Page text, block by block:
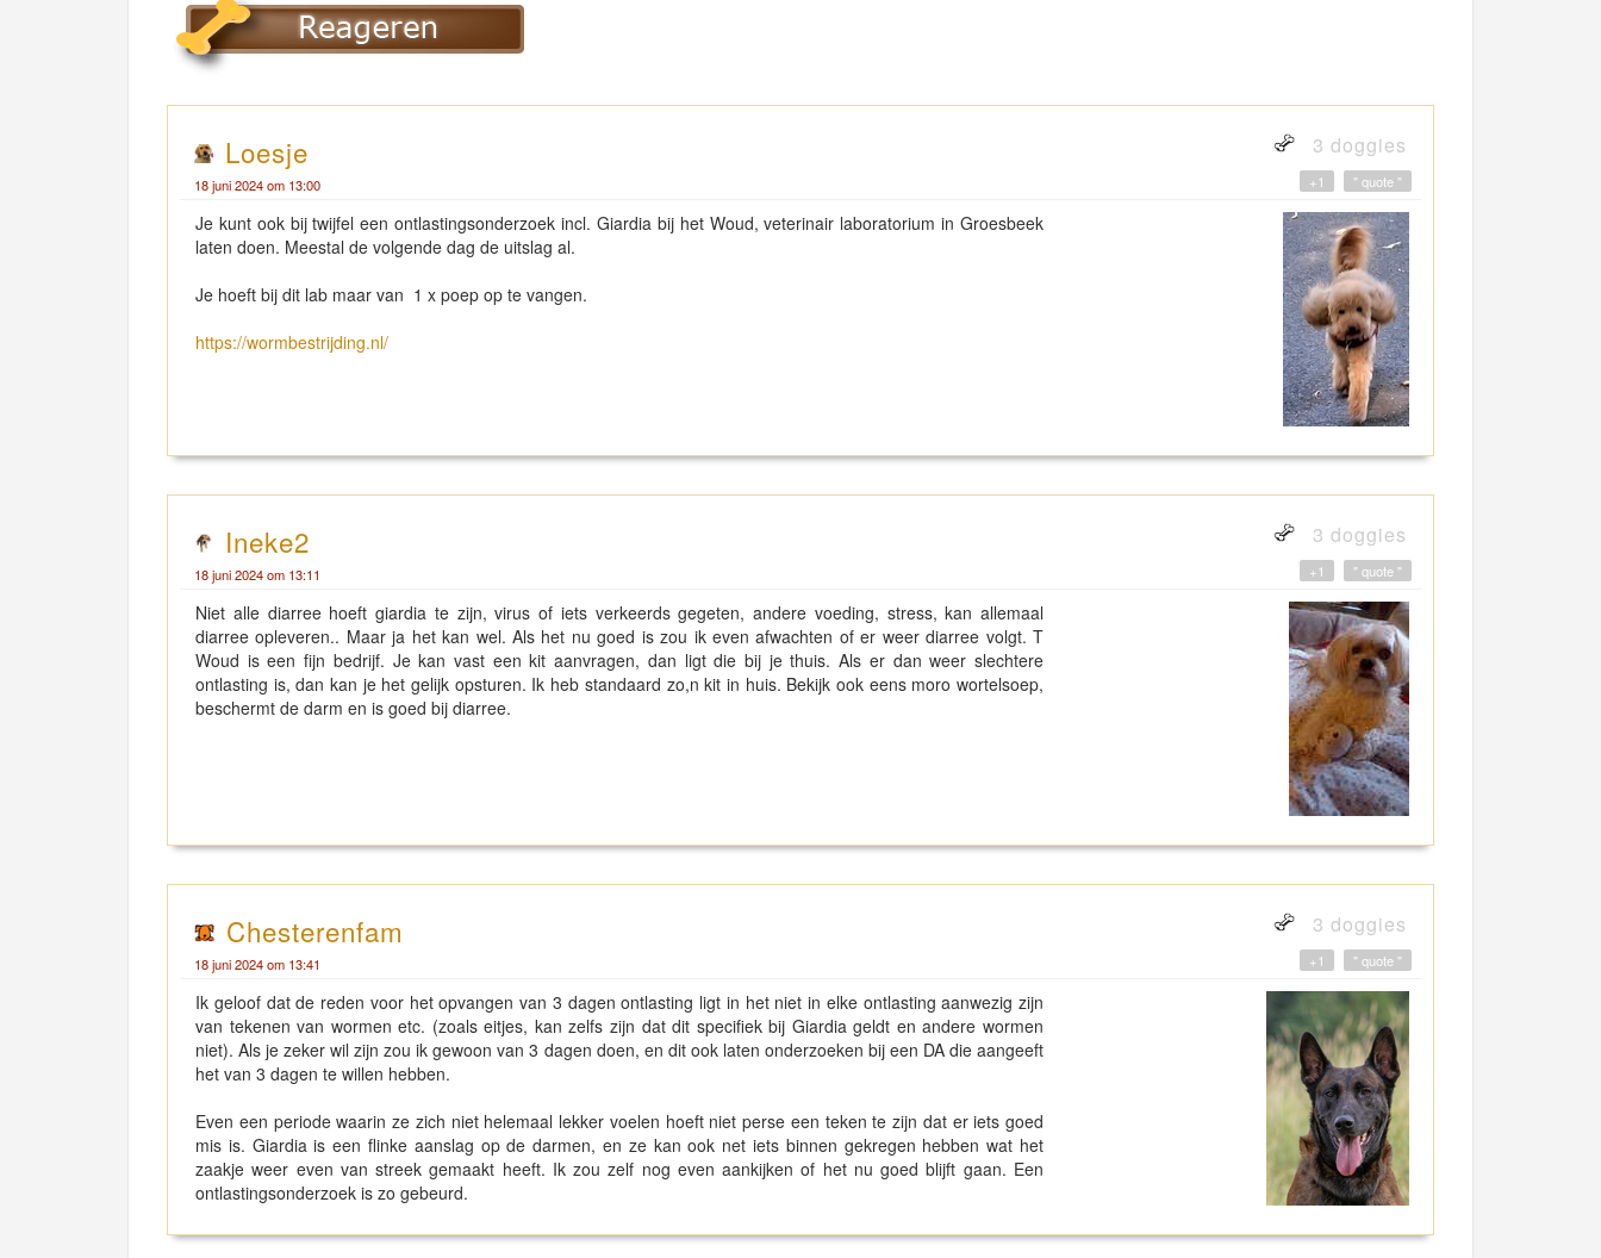
Loesje 3 doggies
18 juni 2024 om 13:00 " quote "
+1
Je kunt ook bij twijfel een ontlastingsonderzoek incl. Giardia bij het Woud, veterinair laboratorium in Groesbeek
laten doen. Meestal de volgende dag de uitslag al.
Je hoeft bij dit lab maar van 1 x poep op te vangen.
https://wormbestrijding.nl/
Ineke2 3 doggies
18 juni 2024 om 13:11 " quote "
+1
Niet alle diarree hoeft giardia te zijn, virus of iets verkeerds gegeten, andere voeding, stress, kan allemaal
diarree opleveren.. Maar ja het kan wel. Als het nu goed is zou ik even afwachten of er weer diarree volgt. T
Woud is een fijn bedrijf. Je kan vast een kit aanvragen, dan ligt die bij je thuis. Als er dan weer slechtere
ontlasting is, dan kan je het gelijk opsturen. Ik heb standaard zo,n kit in huis. Bekijk ook eens moro wortelsoep,
beschermt de darm en is goed bij diarree.
Chesterenfam 3 doggies
18 juni 2024 om 13:41 " quote "
+1
Ik geloof dat de reden voor het opvangen van 3 dagen ontlasting ligt in het niet in elke ontlasting aanwezig zijn
van tekenen van wormen etc. (zoals eitjes, kan zelfs zijn dat dit specifiek bij Giardia geldt en andere wormen
niet). Als je zeker wil zijn zou ik gewoon van 3 dagen doen, en dit ook laten onderzoeken bij een DA die aangeeft
het van 3 dagen te willen hebben.
Even een periode waarin ze zich niet helemaal lekker voelen hoeft niet perse een teken te zijn dat er iets goed
mis is. Giardia is een flinke aanslag op de darmen, en ze kan ook net iets binnen gekregen hebben wat het
zaakje weer even van streek gemaakt heeft. Ik zou zelf nog even aankijken of het nu goed blijft gaan. Een
ontlastingsonderzoek is zo gebeurd.